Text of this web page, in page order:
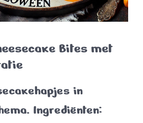
Bites met
in
Ingrediënten: